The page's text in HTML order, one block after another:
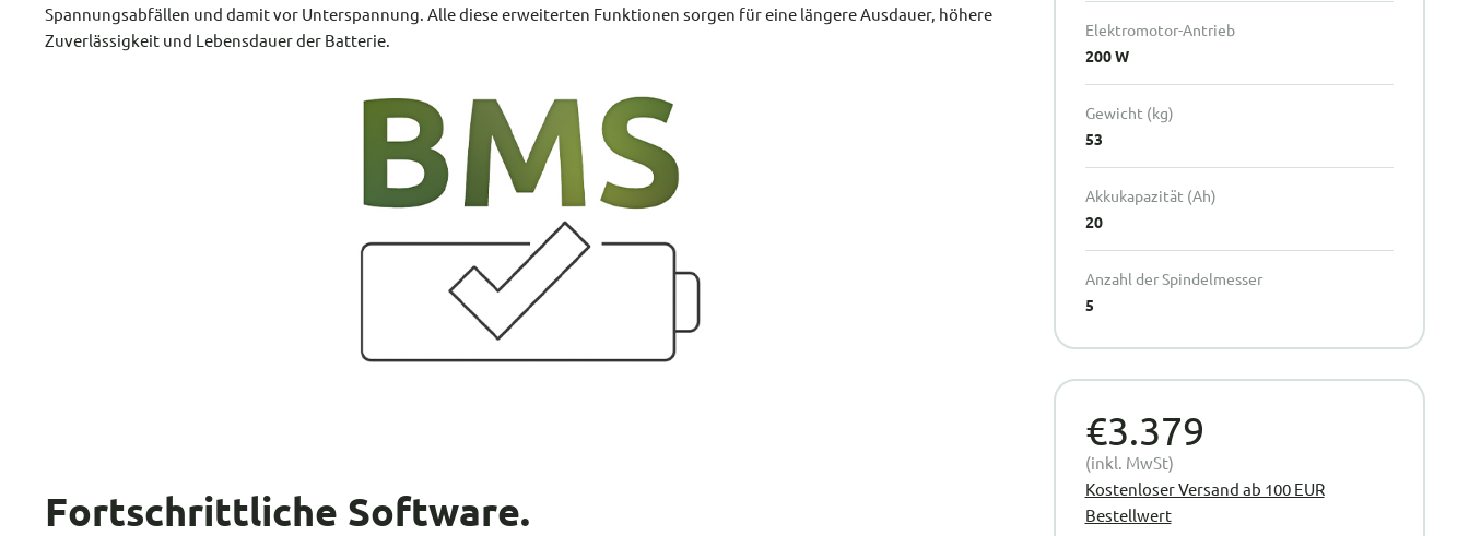
Spannungsabfällen und damit vor Unterspannung. Alle diese erweiterten Funktionen sorgen für eine längere Ausdauer, höhere
Zuverlässigkeit und Lebensdauer der Batterie.
Fortschrittliche Software.
Elektromotor-Antrieb
200 W
Gewicht (kg)
53
Akkukapazität (Ah)
20
Anzahl der Spindelmesser
5
€3.379
(inkl. MwSt)
Kostenloser Versand ab 100 EUR
Bestellwert